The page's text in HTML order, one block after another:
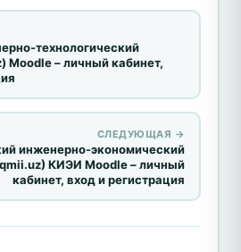
технологический
Moodle – личный кабинет,
СЛЕДУЮЩАЯ →
инженерно-экономический
КИЭИ Moodle – личный
кабинет, вход и регистрация